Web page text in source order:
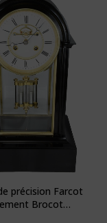
précision Farcot
Brocot